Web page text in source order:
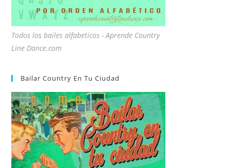
Todos los bailes alfabeticos - Aprende Country
Line Dance.com
Bailar Country En Tu Ciudad